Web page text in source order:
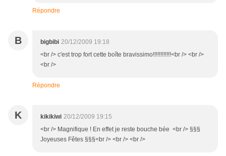
Répondre
B bigbibi 20/12/2009 19:18
<br /> c'est trop fort cette boîte bravissimo!!!!!!!!!!!!<br /> <br />
<br />
Répondre
K kikikiwi 20/12/2009 19:15
<br /> Magnifique ! En effet je reste bouche bée <br /> §§§
Joyeuses Fêtes §§§<br /> <br /> <br />